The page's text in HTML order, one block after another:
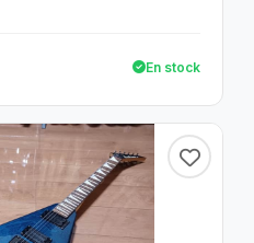
En stock